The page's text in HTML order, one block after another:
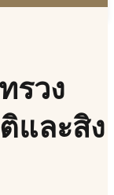
รวง
และสิง